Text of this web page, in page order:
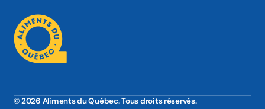
© 2026 Aliments du Québec. Tous droits réservés.